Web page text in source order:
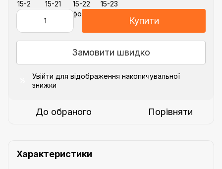
Купити
Замовити швидко
Увійти для відображення накопичувальної
знижки
До обраного Порівняти
Характеристики